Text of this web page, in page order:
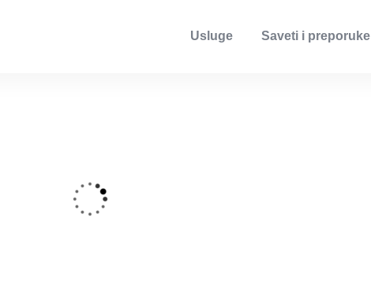
Usluge Saveti i preporuke